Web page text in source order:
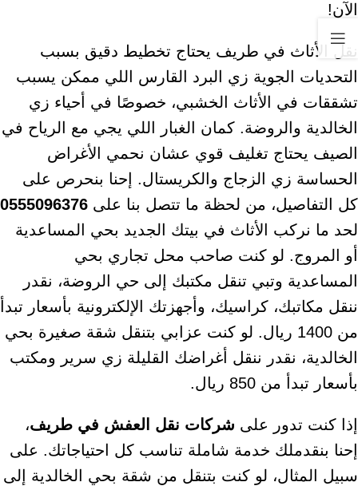
الآن!
نقل الأثاث في طريف يحتاج تخطيط دقيق بسبب
التحديات الجوية زي البرد القارس اللي ممكن يسبب
تشققات في الأثاث الخشبي، خصوصًا في أحياء زي
الخالدية والروضة. كمان الغبار اللي يجي مع الرياح في
الصيف يحتاج تغليف قوي عشان نحمي الأغراض
الحساسة زي الزجاج والكريستال. إحنا بنحرص على
كل التفاصيل، من لحظة ما تتصل بنا على 0555096376
لحد ما نركب الأثاث في بيتك الجديد بحي المساعدية
أو المروج. لو كنت صاحب محل تجاري بحي
المساعدية وتبي تنقل مكتبك إلى حي الروضة، نقدر
ننقل مكاتبك، كراسيك، وأجهزتك الإلكترونية بأسعار تبدأ
من 1400 ريال. لو كنت عزابي بتنقل شقة صغيرة بحي
الخالدية، نقدر ننقل أغراضك القليلة زي سرير ومكتب
بأسعار تبدأ من 850 ريال.
إذا كنت تدور على شركات نقل العفش في طريف،
إحنا بنقدملك خدمة شاملة تناسب كل احتياجاتك. على
سبيل المثال، لو كنت بتنقل من شقة بحي الخالدية إلى